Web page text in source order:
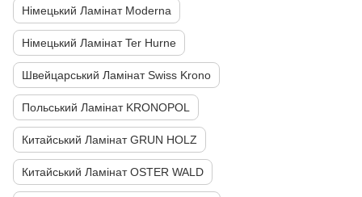
Німецький Ламінат Moderna
Німецький Ламінат Ter Hurne
Швейцарський Ламінат Swiss Krono
Польський Ламінат KRONOPOL
Китайський Ламінат GRUN HOLZ
Китайський Ламінат OSTER WALD